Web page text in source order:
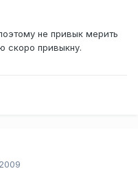
не привык мерить
скоро привыкну.